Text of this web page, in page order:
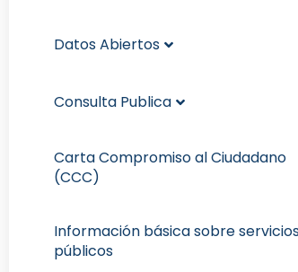
Datos Abiertos
Consulta Publica
Carta Compromiso al Ciudadano
(CCC)
Información básica sobre
públicos